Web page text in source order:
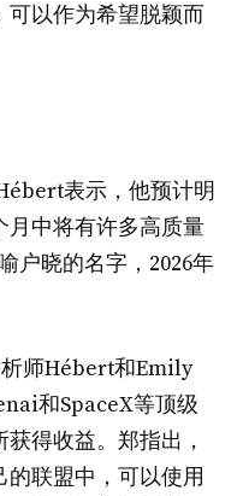
以作为希望脱颖而
表示，他预计明
月中将有许多高质量
户晓的名字，2026年
师Hébert和Emily
和SpaceX等顶级
得收益。郑指出，
联盟​​中，可以使用